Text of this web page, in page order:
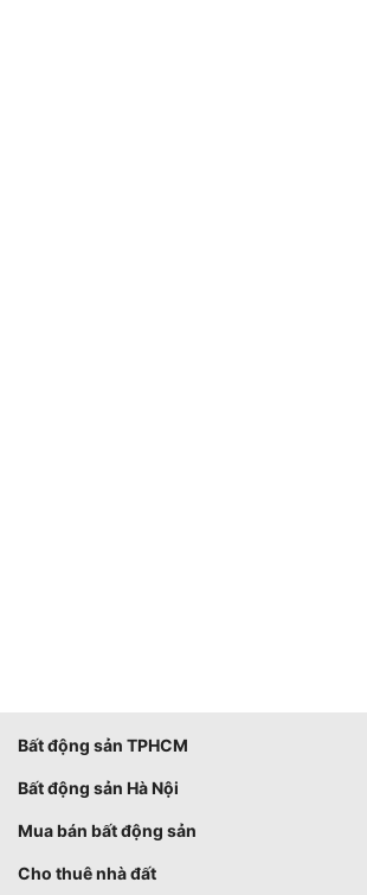
Bất động sản TPHCM
Bất động sản Hà Nội
Mua bán bất động sản
Cho thuê nhà đất